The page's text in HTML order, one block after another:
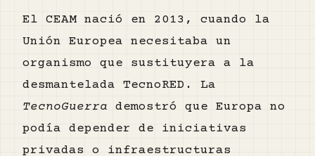
El CEAM nació en 2013, cuando la
Unión Europea necesitaba un
organismo que sustituyera a la
desmantelada TecnoRED. La
TecnoGuerra demostró que Europa no
podía depender de iniciativas
privadas o infraestructuras